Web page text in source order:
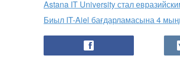
Astana IT University стал
Биыл IT-Aiel бағдарламасына 4